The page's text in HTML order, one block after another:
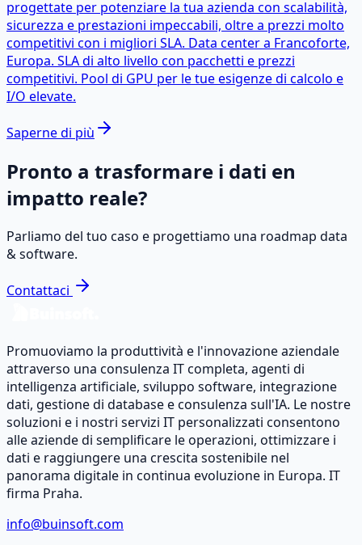
progettate per potenziare la tua azienda con scalabilità,
sicurezza e prestazioni impeccabili, oltre a prezzi molto
competitivi con i migliori SLA. Data center a Francoforte,
Europa. SLA di alto livello con pacchetti e prezzi
competitivi. Pool di GPU per le tue esigenze di calcolo e
I/O elevate.
Saperne di più
Pronto a trasformare i dati en
impatto reale?
Parliamo del tuo caso e progettiamo una roadmap data
& software.
Contattaci
Promuoviamo la produttività e l'innovazione aziendale
attraverso una consulenza IT completa, agenti di
intelligenza artificiale, sviluppo software, integrazione
dati, gestione di database e consulenza sull'IA. Le nostre
soluzioni e i nostri servizi IT personalizzati consentono
alle aziende di semplificare le operazioni, ottimizzare i
dati e raggiungere una crescita sostenibile nel
panorama digitale in continua evoluzione in Europa. IT
firma Praha.
info@buinsoft.com